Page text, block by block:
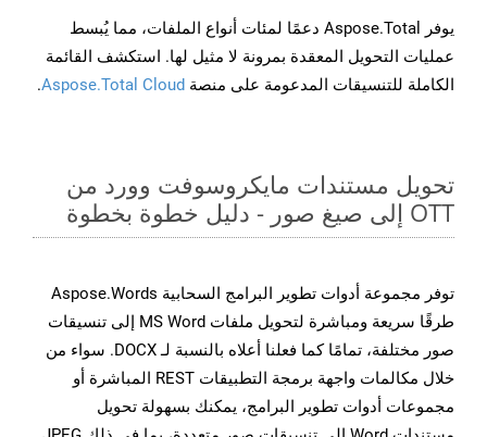
يوفر Aspose.Total دعمًا لمئات أنواع الملفات، مما يُبسط
عمليات التحويل المعقدة بمرونة لا مثيل لها. استكشف القائمة
الكاملة للتنسيقات المدعومة على منصة Aspose.Total Cloud
.
تحويل مستندات مايكروسوفت وورد من
OTT إلى صيغ صور - دليل خطوة بخطوة
توفر مجموعة أدوات تطوير البرامج السحابية Aspose.Words
طرقًا سريعة ومباشرة لتحويل ملفات MS Word إلى تنسيقات
صور مختلفة، تمامًا كما فعلنا أعلاه بالنسبة لـ DOCX. سواء من
خلال مكالمات واجهة برمجة التطبيقات REST المباشرة أو
مجموعات أدوات تطوير البرامج، يمكنك بسهولة تحويل